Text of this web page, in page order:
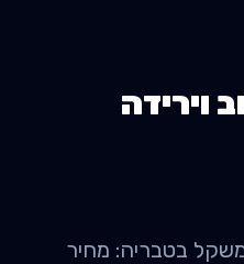
וירידה
בטבריה: מחיר